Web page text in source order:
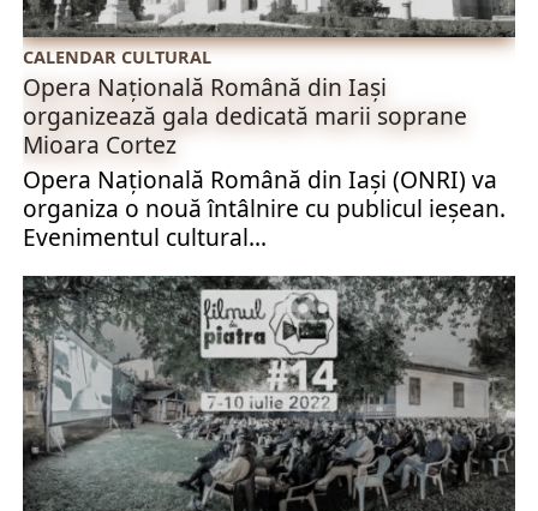
CALENDAR CULTURAL
Opera Națională Română din Iași
organizează gala dedicată marii soprane
Mioara Cortez
Opera Națională Română din Iași (ONRI) va
organiza o nouă întâlnire cu publicul ieșean.
Evenimentul cultural...